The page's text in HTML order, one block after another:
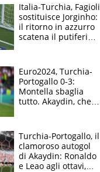
Italia-Turchia, Fagioli
sostituisce Jorginho:
il ritorno in azzurro
scatena il putiferio
Euro2024, Turchia-
Portogallo 0-3:
Montella sbaglia
tutto. Akaydin, che
Leao
Turchia-Portogallo, il
clamoroso autogol
di Akaydin: Ronaldo
e Leao agli ottavi,